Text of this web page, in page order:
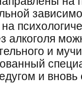
алкоголя
и
и